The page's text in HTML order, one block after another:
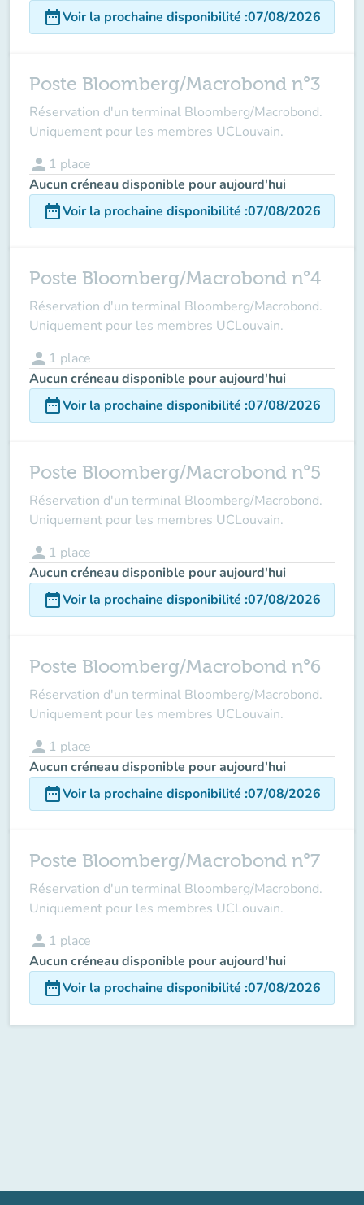
date_rangeVoir la prochaine disponibilité :07/08/2026
Poste Bloomberg/Macrobond n°3
Réservation d'un terminal Bloomberg/Macrobond.
Uniquement pour les membres UCLouvain.
person 1 place
Aucun créneau disponible pour aujourd'hui
date_rangeVoir la prochaine disponibilité :07/08/2026
Poste Bloomberg/Macrobond n°4
Réservation d'un terminal Bloomberg/Macrobond.
Uniquement pour les membres UCLouvain.
person 1 place
Aucun créneau disponible pour aujourd'hui
date_rangeVoir la prochaine disponibilité :07/08/2026
Poste Bloomberg/Macrobond n°5
Réservation d'un terminal Bloomberg/Macrobond.
Uniquement pour les membres UCLouvain.
person 1 place
Aucun créneau disponible pour aujourd'hui
date_rangeVoir la prochaine disponibilité :07/08/2026
Poste Bloomberg/Macrobond n°6
Réservation d'un terminal Bloomberg/Macrobond.
Uniquement pour les membres UCLouvain.
person 1 place
Aucun créneau disponible pour aujourd'hui
date_rangeVoir la prochaine disponibilité :07/08/2026
Poste Bloomberg/Macrobond n°7
Réservation d'un terminal Bloomberg/Macrobond.
Uniquement pour les membres UCLouvain.
person 1 place
Aucun créneau disponible pour aujourd'hui
date_rangeVoir la prochaine disponibilité :07/08/2026